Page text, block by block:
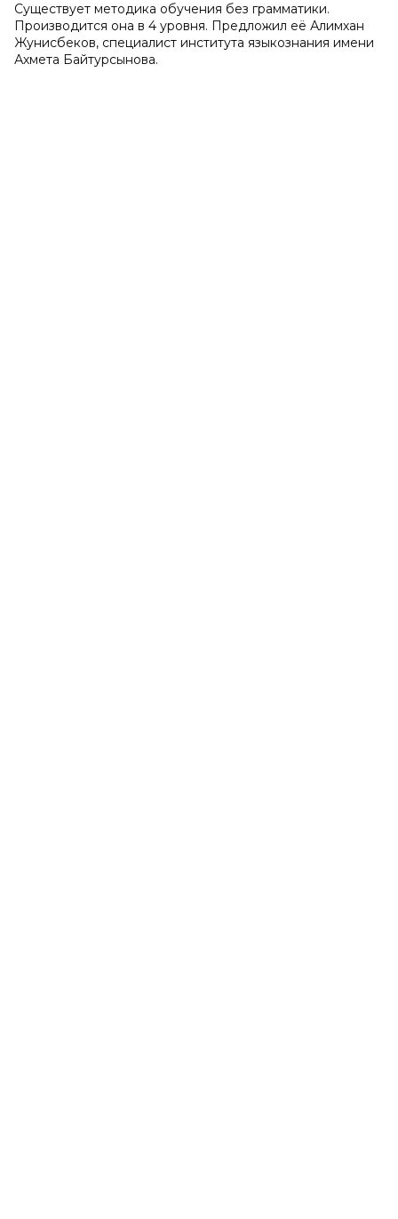
Существует методика обучения без грамматики.
Производится она в 4 уровня. Предложил её Алимхан
Жунисбеков, специалист института языкознания имени
Ахмета Байтурсынова.